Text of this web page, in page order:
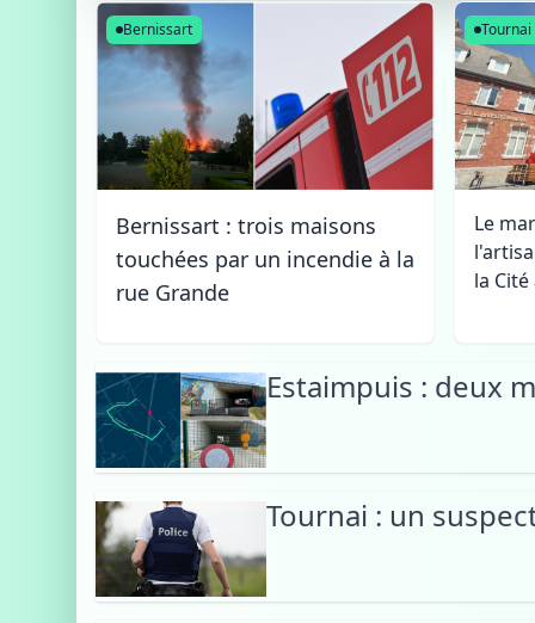
de Marie-
Josée
Aerts à
Bernissart
Bernissart : trois maisons
touchées par un incendie à la
rue Grande
Tournai
Le
la
Estaimpuis : deux
Tournai : un